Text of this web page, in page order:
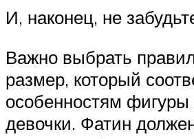
И, наконец, не
Важно выбрать
размер, который
особенностям
девочки. Фатин